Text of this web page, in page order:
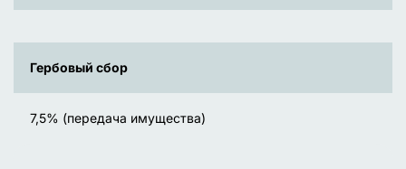
Гербовый сбор
7,5% (передача имущества)